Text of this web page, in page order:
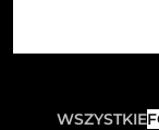
WSZYSTKIE